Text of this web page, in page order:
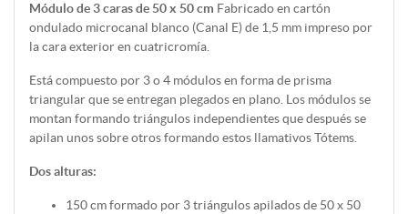
Módulo de 3 caras de 50 x 50 cm Fabricado en cartón
ondulado microcanal blanco (Canal E) de 1,5 mm impreso por
la cara exterior en cuatricromía.
Está compuesto por 3 o 4 módulos en forma de prisma
triangular que se entregan plegados en plano. Los módulos se
montan formando triángulos independientes que después se
apilan unos sobre otros formando estos llamativos Tótems.
Dos alturas:
150 cm formado por 3 triángulos apilados de 50 x 50